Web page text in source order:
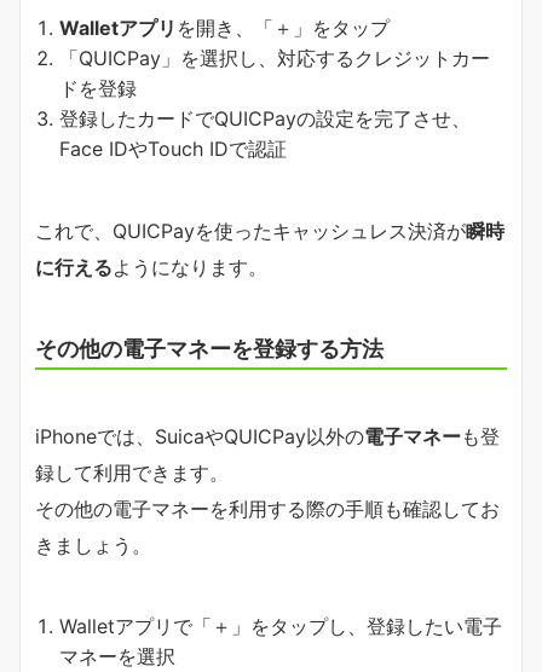
Walletアプリ を開き、「＋」をタップ
「QUICPay」を選択し、対応するクレジットカー
ドを登録
登録したカードでQUICPayの設定を完了させ、
Face IDやTouch IDで認証
これで、QUICPayを使ったキャッシュレス決済が瞬時
に行えるようになります。
その他の電子マネーを登録する方法
iPhoneでは、SuicaやQUICPay以外の電子マネーも登
録して利用できます。
その他の電子マネーを利用する際の手順も確認してお
きましょう。
Walletアプリで「＋」をタップし、登録したい電子
マネーを選択